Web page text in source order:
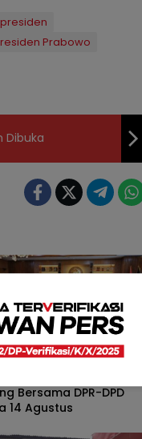
Prabowo
Dibuka
Bersama DPR-DPD
14 Agustus